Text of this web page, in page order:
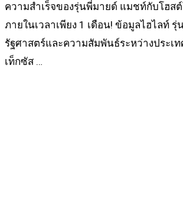
ความสำเร็จของรุ่นพี่มายด์ แมชท์กับโฮส
ภายในเวลาเพียง 1 เดือน! ข้อมูลไฮไลท์ รุ่
รัฐศาสตร์และความสัมพันธ์ระหว่างประเท
เท็กซัส …